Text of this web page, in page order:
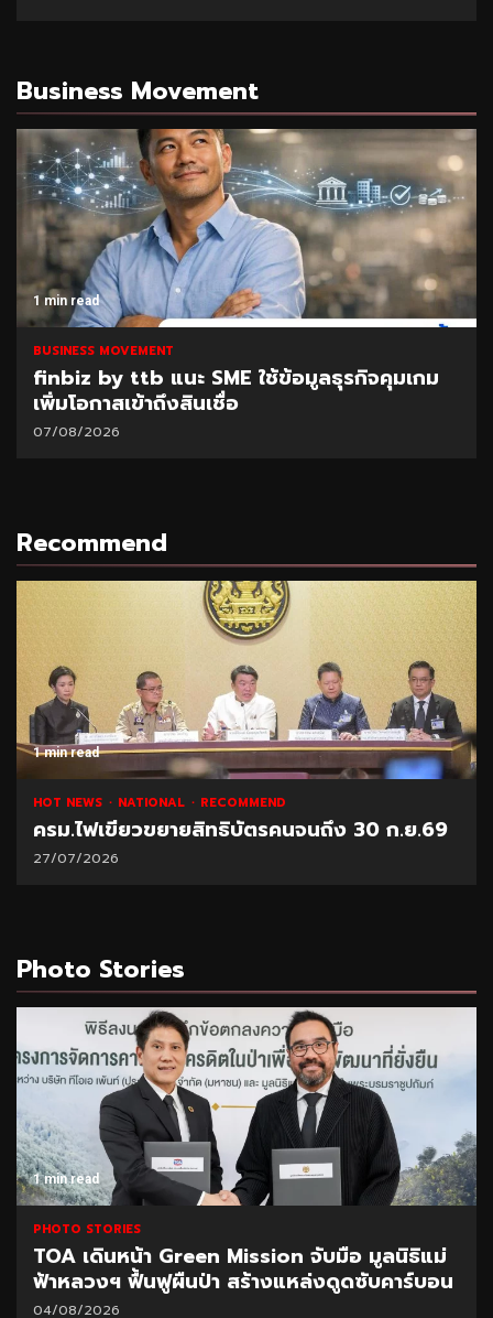
Business Movement
1 min read
BUSINESS MOVEMENT
finbiz by ttb แนะ SME ใช้ข้อมูลธุรกิจคุมเกม
เพิ่มโอกาสเข้าถึงสินเชื่อ
07/08/2026
Recommend
1 min read
HOT NEWS NATIONAL RECOMMEND
ครม.ไฟเขียวขยายสิทธิบัตรคนจนถึง 30 ก.ย.69
27/07/2026
Photo Stories
1 min read
PHOTO STORIES
TOA เดินหน้า Green Mission จับมือ มูลนิธิแม่
ฟ้าหลวงฯ ฟื้นฟูผืนป่า สร้างแหล่งดูดซับคาร์บอน
04/08/2026